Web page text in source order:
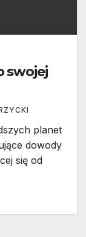
swojej
planet
dowody
się od